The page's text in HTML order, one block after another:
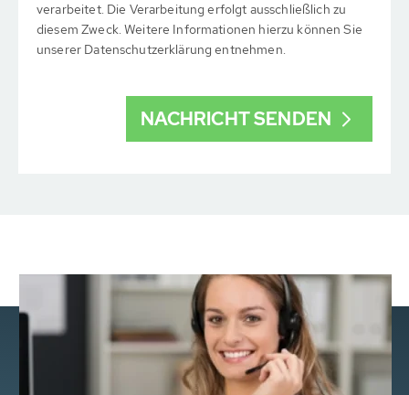
verarbeitet. Die Verarbeitung erfolgt ausschließlich zu
diesem Zweck. Weitere Informationen hierzu können Sie
unserer Datenschutzerklärung entnehmen.